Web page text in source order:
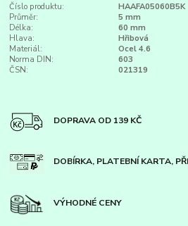
Číslo produktu:
HAAFA05060B5K
Průměr:
5 mm
Délka:
60 mm
Hlava:
Hřibová
Materiál:
Ocel 4.6
Norma DIN:
603
ČSN:
021319
DOPRAVA OD 139 KČ
DOBÍRKA, PLATEBNÍ KARTA,
VÝHODNÉ CENY